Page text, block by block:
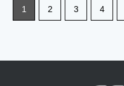
1 2 3 4